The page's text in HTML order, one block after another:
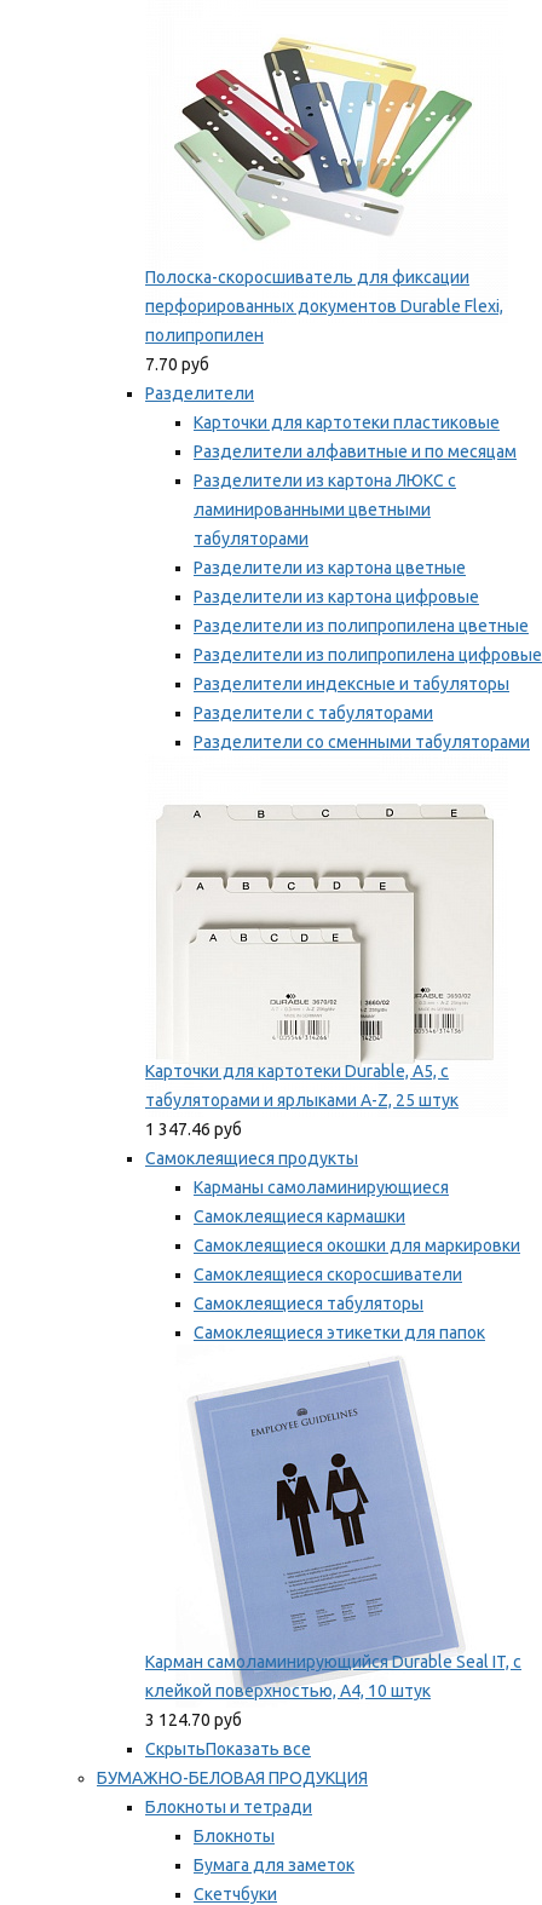
Полоска-скоросшиватель для фиксации
перфорированных документов Durable Flexi,
полипропилен
7.70 руб
Разделители
Карточки для картотеки пластиковые
Разделители алфавитные и по месяцам
Разделители из картона ЛЮКС с
ламинированными цветными
табуляторами
Разделители из картона цветные
Разделители из картона цифровые
Разделители из полипропилена цветные
Разделители из полипропилена цифровые
Разделители индексные и табуляторы
Разделители с табуляторами
Разделители со сменными табуляторами
Карточки для картотеки Durable, A5, с
табуляторами и ярлыками A-Z, 25 штук
1 347.46 руб
Самоклеящиеся продукты
Карманы самоламинирующиеся
Самоклеящиеся кармашки
Самоклеящиеся окошки для маркировки
Самоклеящиеся скоросшиватели
Самоклеящиеся табуляторы
Самоклеящиеся этикетки для папок
Таблички для маркировки
Мы рекомендуем
Карман самоламинирующийся Durable Seal IT, с
клейкой поверхностью, A4, 10 штук
3 124.70 руб
СкрытьПоказать все
БУМАЖНО-БЕЛОВАЯ ПРОДУКЦИЯ
Блокноты и тетради
Блокноты
Бумага для заметок
Скетчбуки